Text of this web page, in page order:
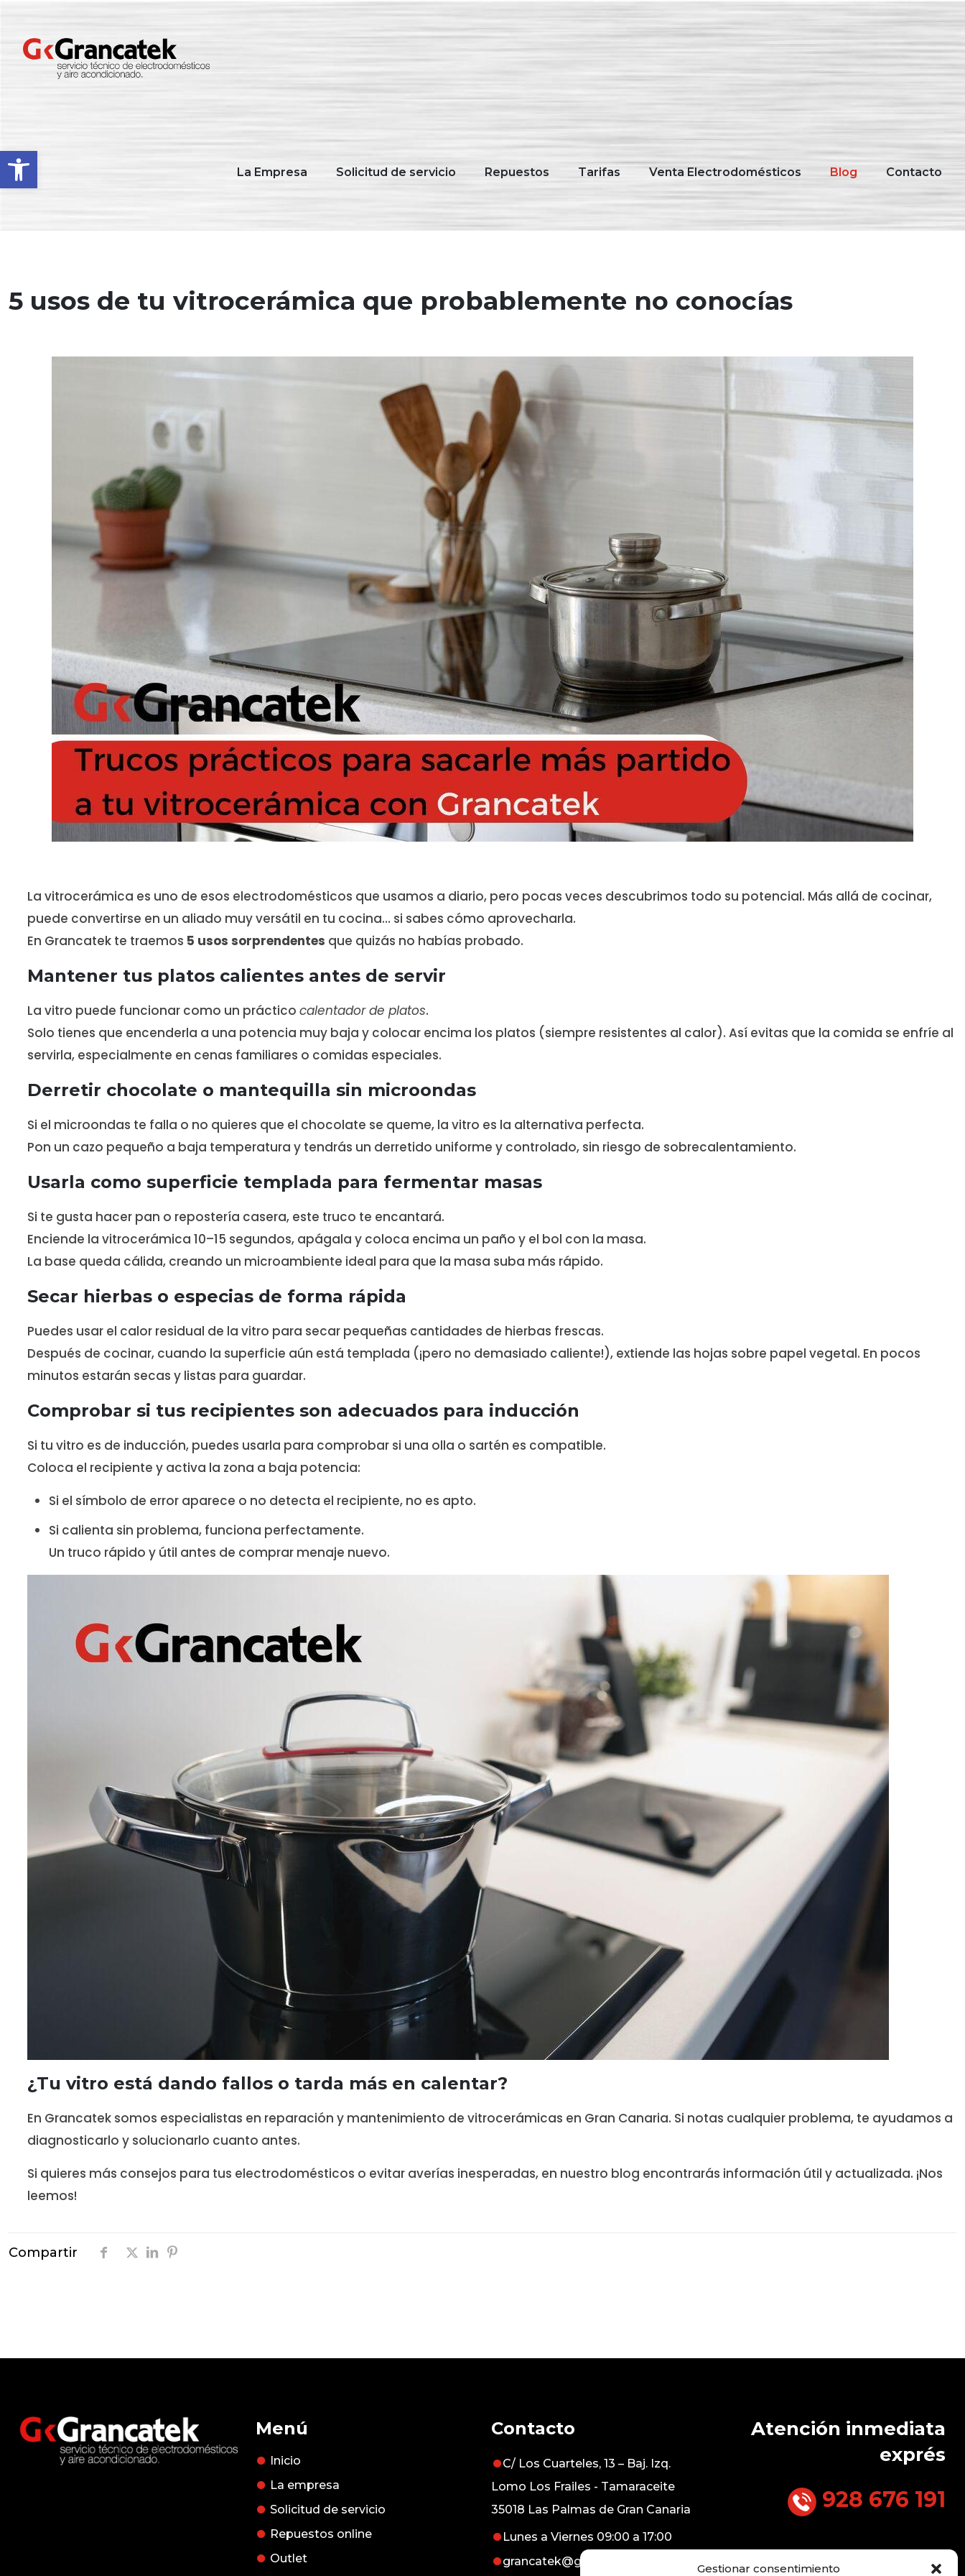
Abrir barra de herramientas
Gestionar consentimiento
La Empresa Solicitud de servicio Repuestos Tarifas Venta Electrodomésticos Blog Contacto
5 usos de tu vitrocerámica que probablemente no conocías
La vitrocerámica es uno de esos electrodomésticos que usamos a diario, pero pocas veces descubrimos todo su potencial. Más allá de cocinar,
puede convertirse en un aliado muy versátil en tu cocina… si sabes cómo aprovecharla.
En Grancatek te traemos 5 usos sorprendentes que quizás no habías probado.
Mantener tus platos calientes antes de servir
La vitro puede funcionar como un prácticocalentador de platos.
Solo tienes que encenderla a una potencia muy baja y colocar encima los platos (siempre resistentes al calor). Así evitas que la comida se enfríe al
servirla, especialmente en cenas familiares o comidas especiales.
Derretir chocolate o mantequilla sin microondas
Si el microondas te falla o no quieres que el chocolate se queme, la vitro es la alternativa perfecta.
Pon un cazo pequeño a baja temperatura y tendrás un derretido uniforme y controlado, sin riesgo de sobrecalentamiento.
Usarla como superficie templada para fermentar masas
Si te gusta hacer pan o repostería casera, este truco te encantará.
Enciende la vitrocerámica 10–15 segundos, apágala y coloca encima un paño y el bol con la masa.
La base queda cálida, creando un microambiente ideal para que la masa suba más rápido.
Secar hierbas o especias de forma rápida
Puedes usar el calor residual de la vitro para secar pequeñas cantidades de hierbas frescas.
Después de cocinar, cuando la superficie aún está templada (¡pero no demasiado caliente!), extiende las hojas sobre papel vegetal. En pocos
minutos estarán secas y listas para guardar.
Comprobar si tus recipientes son adecuados para inducción
Si tu vitro es de inducción, puedes usarla para comprobar si una olla o sartén es compatible.
Coloca el recipiente y activa la zona a baja potencia:
Si el símbolo de error aparece o no detecta el recipiente, no es apto.
Si calienta sin problema, funciona perfectamente.
Un truco rápido y útil antes de comprar menaje nuevo.
¿Tu vitro está dando fallos o tarda más en calentar?
En Grancatek somos especialistas en reparación y mantenimiento de vitrocerámicas en Gran Canaria. Si notas cualquier problema, te ayudamos a
diagnosticarlo y solucionarlo cuanto antes.
Si quieres más consejos para tus electrodomésticos o evitar averías inesperadas, en nuestro blog encontrarás información útil y actualizada. ¡Nos
leemos!
Compartir
Menú
Inicio
La empresa
Solicitud de servicio
Repuestos online
Outlet
Contacto
C/ Los Cuarteles, 13 – Baj. Izq.
Lomo Los Frailes - Tamaraceite
35018 Las Palmas de Gran Canaria
Lunes a Viernes 09:00 a 17:00
grancatek@grancatek.com
Atención inmediata
exprés
928 676 191